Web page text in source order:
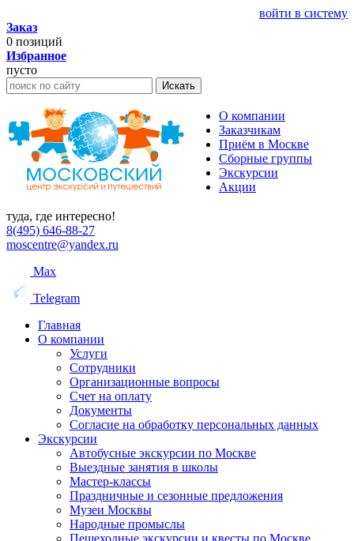
войти в систему
Заказ
0 позиций
Избранное
пусто
Искать
О компании
Заказчикам
Приём в Москве
Сборные группы
Экскурсии
Акции
туда, где интересно!
8(495) 646-88-27
moscentre@yandex.ru
Max
Telegram
Главная
О компании
Услуги
Сотрудники
Организационные вопросы
Счет на оплату
Документы
Согласие на обработку персональных данных
Экскурсии
Автобусные экскурсии по Москве
Выездные занятия в школы
Мастер-классы
Праздничные и сезонные предложения
Музеи Москвы
Народные промыслы
Пешеходные экскурсии и квесты по Москве